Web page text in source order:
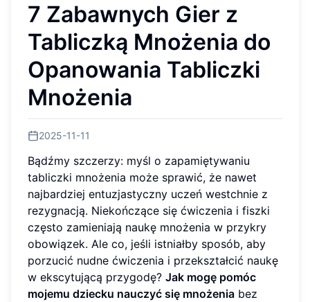
7 Zabawnych Gier z
Tabliczką Mnożenia do
Opanowania Tabliczki
Mnożenia
2025-11-11
Bądźmy szczerzy: myśl o zapamiętywaniu
tabliczki mnożenia może sprawić, że nawet
najbardziej entuzjastyczny uczeń westchnie z
rezygnacją. Niekończące się ćwiczenia i fiszki
często zamieniają naukę mnożenia w przykry
obowiązek. Ale co, jeśli istniałby sposób, aby
porzucić nudne ćwiczenia i przekształcić naukę
w ekscytującą przygodę? Jak mogę pomóc
mojemu dziecku nauczyć się mnożenia bez